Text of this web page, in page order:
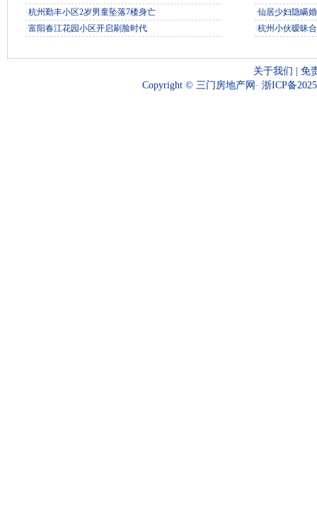
·杭州勤丰小区2岁男童坠落7楼身亡
·富阳春江花园小区开启刷脸时代
·仙居少妇隐瞒
·杭州小伙暧昧
关于我们
免
Copyright © 三门房地产网· 浙ICP备